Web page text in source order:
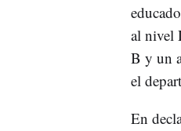
al nivel
B y un
el
En